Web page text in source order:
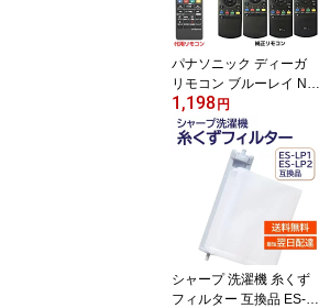
パナソニック ディーガ
リモコン ブルーレイ N2
QAYB000346 N2QAYB0
00472 N2QAYB000188
N2QAYB000554 N2QAY
B000297 N2QAYB00018
6 N2QAYB000687 N2QA
YB000648 N2QAYB000
686 N2QAYB000698 N2
QAYB000647 N2QAYB0
00798 N2QAYB000799
N2QAYB000740 DIGA
代用リモコン REMOSTA
1,198 円
シャープ 洗濯機 糸くず
フィルター 互換品 ES-L